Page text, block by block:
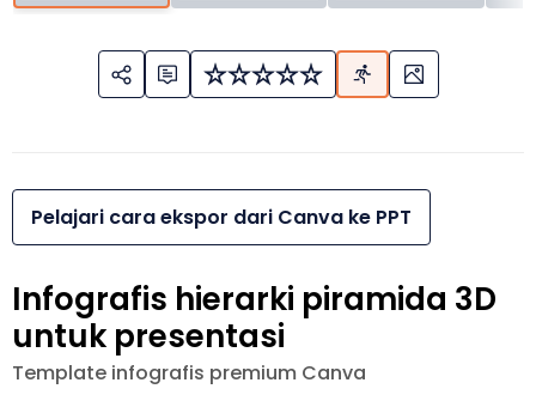
Pelajari cara ekspor dari Canva ke PPT
Infografis hierarki piramida 3D
untuk presentasi
Template infografis premium Canva